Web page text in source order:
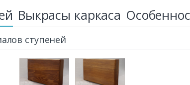
Выкрасы каркаса
ступеней